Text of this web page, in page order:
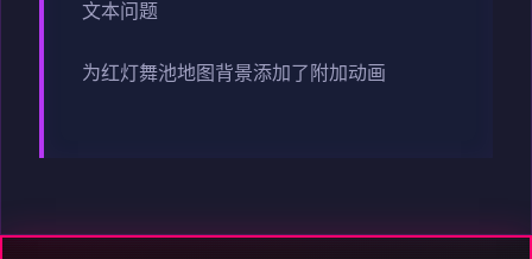
文本问题
为红灯舞池地图背景添加了附加动画